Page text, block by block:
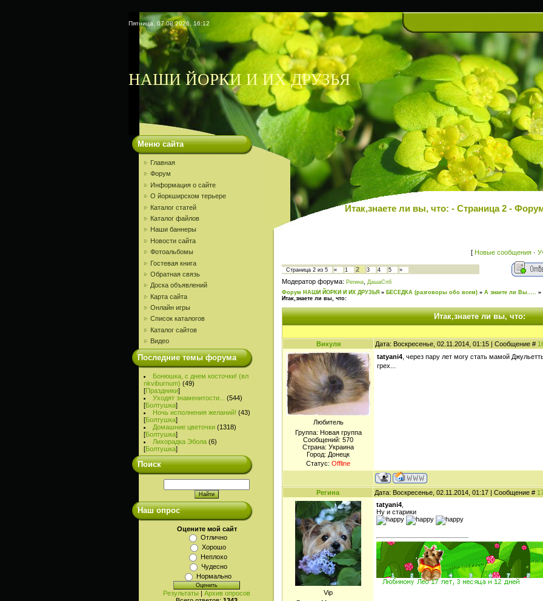
Пятница, 07.08.2026, 16:12
НАШИ ЙОРКИ И ИХ ДРУЗЬЯ
Меню сайта
Главная
Форум
Информация о сайте
О йоркширском терьере
Каталог статей
Каталог файлов
Наши баннеры
Новости сайта
Фотоальбомы
Гостевая книга
Обратная связь
Доска объявлений
Карта сайта
Онлайн игры
Список каталогов
Каталог сайтов
Видео
Последние темы форума
Бонюшка, с днем косточки! (вл
nkviburnum) (49)
[Праздники]
Уходят знаменитости...
(544)
[Болтушка]
Ночь исполнения желаний! (43)
[Болтушка]
Домашние цветочки (1318)
[Болтушка]
Лихорадка Эбола (6)
[Болтушка]
Поиск
Наш опрос
Оцените мой сайт
Отлично
Хорошо
Неплохо
Чудесно
Нормально
Результаты | Архив опросов
Итак,знаете ли вы, что: - Страница 2 -
[ Новые сообщения ·
Страница 2 из 5 « 1 2 3 4 5 »
Модератор форума: Регина ДашаСпб
Форум НАШИ ЙОРКИ И ИХ ДРУЗЬЯ » БЕСЕДКА (разговоры обо всем) » А знаете ли Вы..... »
Итак,знаете ли вы, что:
Итак,знаете ли вы, что:
Викуля Дата: Воскресенье, 02.11.2014, 01:15 | Сообщение #
Любитель
Группа: Новая группа
Сообщений: 570
Страна: Украина
Город: Донецк
Статус: Offline
tatyani4 , через пару лет могу стать мамой
грех...
Регина Дата: Воскресенье, 02.11.2014, 01:17 | Сообщение #
Viр
tatyani4
Ну и старики